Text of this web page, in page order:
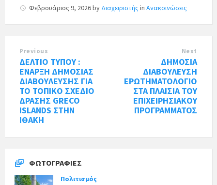
Φεβρουάριος 9, 2026by Διαχειριστής in Ανακοινώσεις
Previous
ΔΕΛΤΙΟ ΤΥΠΟΥ :
EΝΑΡΞΗ ΔΗΜΟΣΙΑΣ
ΔΙΑΒΟΥΛΕΥΣΗΣ ΓΙΑ
ΤΟ ΤΟΠΙΚΟ ΣΧΕΔΙΟ
ΔΡΑΣΗΣ GRECO
ISLANDS ΣΤΗΝ
ΙΘΑΚΗ
Next
ΔΗΜΟΣΙΑ
ΔΙΑΒΟΥΛΕΥΣΗ
ΕΡΩΤΗΜΑΤΟΛΟΓΙΟ
ΣΤΑ ΠΛΑΙΣΙΑ ΤΟΥ
ΕΠΙΧΕΙΡΗΣΙΑΚΟΥ
ΠΡΟΓΡΑΜΜΑΤΟΣ
ΦΩΤΟΓΡΑΦΊΕΣ
Πολιτισμός